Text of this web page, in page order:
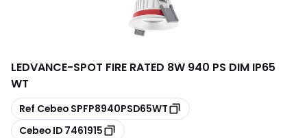
LEDVANCE-SPOT FIRE RATED 8W 940 PS DIM IP65
WT
Kopiëren
Ref Cebeo SPFP8940PSD65WT
Kopiëren
Cebeo ID 7461915